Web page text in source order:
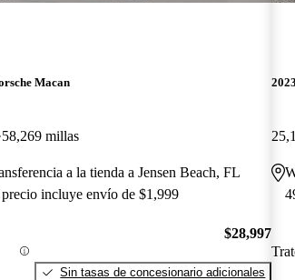
Macan
58,269 millas
a la tienda a Jensen Beach, FL
incluye envío de $1,999
$28,997
Sin tasas de concesionario adicionales